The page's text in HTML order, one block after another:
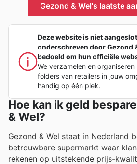
Gezond & Wel's laatste
Deze website is niet
onderschreven door Gezond
bedoeld om hun officiële
We verzamelen en
folders van retailers in jouw
handig op één plek.
Hoe kan ik geld
& Wel?
Gezond & Wel staat in Nederland
betrouwbare supermarkt waar
rekenen op uitstekende prijs-